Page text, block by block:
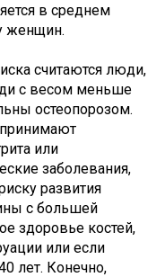
в среднем
женщин.
считаются люди,
с весом меньше
остеопорозом.
или
заболевания,
развития
с большей
здоровье костей,
или если
лет. Конечно,